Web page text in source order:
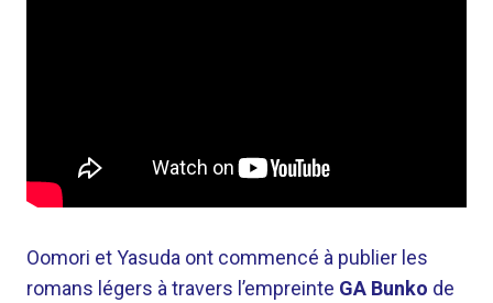
Oomori et Yasuda ont commencé à publier les
romans légers à travers l’empreinte GA Bunko de